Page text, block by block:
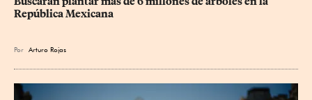
República Mexicana
Por Arturo Rojas